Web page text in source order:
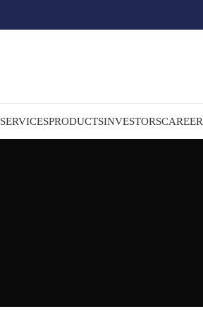
SERVICESPRODUCTSINVESTORSCAREER